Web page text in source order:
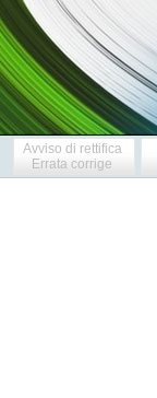
Avviso di rettifica
Errata corrige